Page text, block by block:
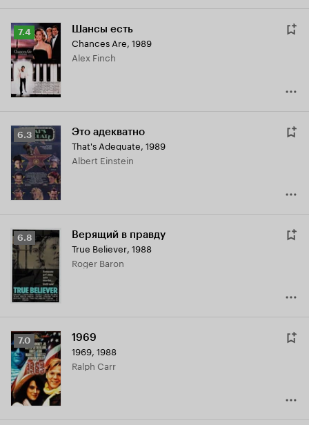
Рейтинг
Кинопоиска
7.4
7.4 Шансы есть
Chances Are, 1989
Alex Finch
Рейтинг
Кинопоиска
6.3
6.3 Это адекватно
That's Adequate, 1989
Albert Einstein
Рейтинг
Кинопоиска
6.8
6.8 Верящий в правду
True Believer, 1988
Roger Baron
Рейтинг
Кинопоиска
7.0
7.0 1969
1969, 1988
Ralph Carr